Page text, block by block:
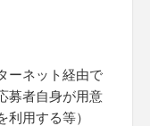
ーネット経由で
募者自身が用意
用する等）